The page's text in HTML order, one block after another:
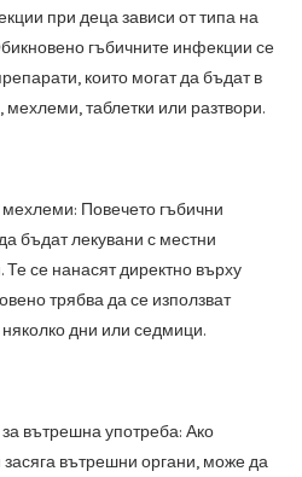
при деца зависи от типа на
гъбичните инфекции се
които могат да бъдат в
таблетки или разтвори.
Повечето гъбични
бъдат лекувани с местни
се нанасят директно върху
трябва да се използват
дни или седмици.
вътрешна употреба: Ако
вътрешни органи, може да